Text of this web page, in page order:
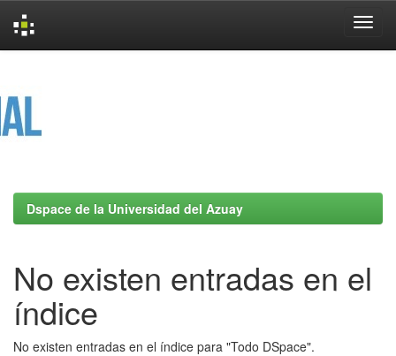
Dspace de la Universidad del Azuay
No existen entradas en el
índice
No existen entradas en el índice para "Todo DSpace".